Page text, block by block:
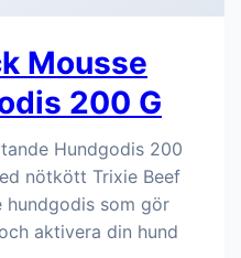
Mousse
200 G
Hundgodis 200
nötkött Trixie Beef
hundgodis som gör
aktivera din hund